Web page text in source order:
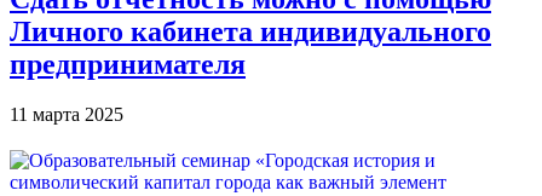
Личного кабинета индивидуального
предпринимателя
11 марта 2025